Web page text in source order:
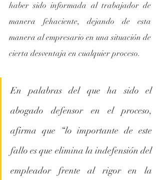
haber sido informada al trabajador de
manera fehaciente, dejando de esta
manera al empresario en una situación de
cierta desventaja en cualquier proceso.
En palabras del que ha sido el
abogado defensor en el proceso,
afirma que “lo importante de este
fallo es que elimina la indefensión del
empleador frente al rigor en la